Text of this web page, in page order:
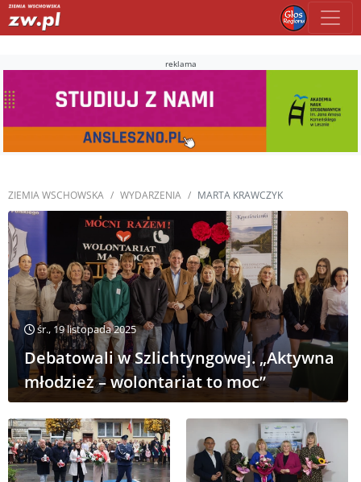
reklama
ZIEMIA WSCHOWSKA WYDARZENIA MARTA KRAWCZYK
śr., 19 listopada 2025
Debatowali w Szlichtyngowej. „Aktywna
młodzież – wolontariat to moc”